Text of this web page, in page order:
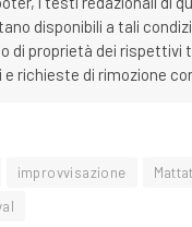
disponibili a tali
di proprietà dei
richieste di rimozione
improvvisazione